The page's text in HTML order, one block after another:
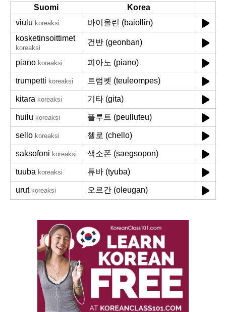
Suomi
Korea
viulu koreaksi
바이올린 (baiollin)
kosketinsoittimet
koreaksi
건반 (geonban)
piano koreaksi 피아노 (piano)
trumpetti koreaksi 트럼펫 (teuleompes)
kitara koreaksi 기타 (gita)
huilu koreaksi 플루트 (peulluteu)
sello koreaksi 첼로 (chello)
saksofoni koreaksi 색소폰 (saegsopon)
tuuba koreaksi 튜바 (tyuba)
urut koreaksi 오르간 (oleugan)